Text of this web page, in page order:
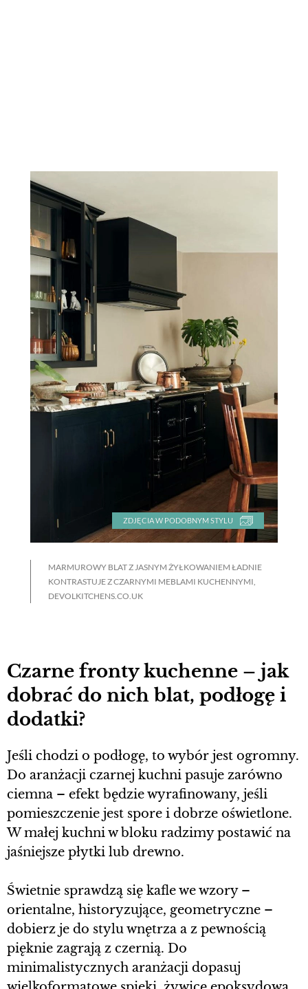
ZDJĘCIA W PODOBNYM STYLU
MARMUROWY BLAT Z JASNYM ŻYŁKOWANIEM ŁADNIE
KONTRASTUJE Z CZARNYMI MEBLAMI KUCHENNYMI,
DEVOLKITCHENS.CO.UK
Czarne fronty kuchenne – jak
dobrać do nich blat, podłogę i
dodatki?
Jeśli chodzi o podłogę, to wybór jest ogromny.
Do aranżacji czarnej kuchni pasuje zarówno
ciemna – efekt będzie wyrafinowany, jeśli
pomieszczenie jest spore i dobrze oświetlone.
W małej kuchni w bloku radzimy postawić na
jaśniejsze płytki lub drewno.
Świetnie sprawdzą się kafle we wzory –
orientalne, historyzujące, geometryczne –
dobierz je do stylu wnętrza a z pewnością
pięknie zagrają z czernią. Do
minimalistycznych aranżacji dopasuj